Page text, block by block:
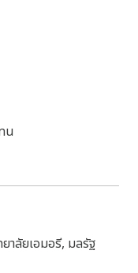
น
าลัยเอมอรี, มลรัฐ